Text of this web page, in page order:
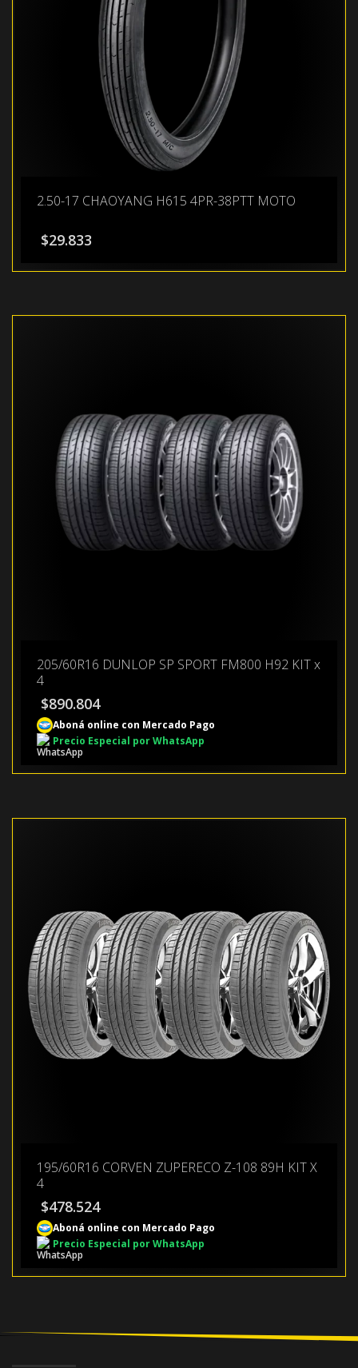
2.50-17 CHAOYANG H615 4PR-38PTT MOTO
$29.833
205/60R16 DUNLOP SP SPORT FM800 H92 KIT x
4
$890.804
Aboná online con Mercado Pago
Precio Especial por WhatsApp
195/60R16 CORVEN ZUPERECO Z-108 89H KIT X
4
$478.524
Aboná online con Mercado Pago
Precio Especial por WhatsApp